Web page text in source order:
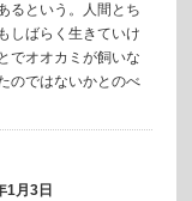
るという。人間とち
しばらく生きていけ
でオオカミが飼いな
のではないかとのべ
1月3日